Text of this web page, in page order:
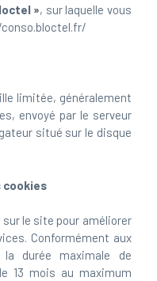
», sur laquelle vous
limitée, généralement
envoyé par le serveur
situé sur le disque
cookies
le site pour améliorer
Conformément aux
la durée maximale de
13 mois au maximum